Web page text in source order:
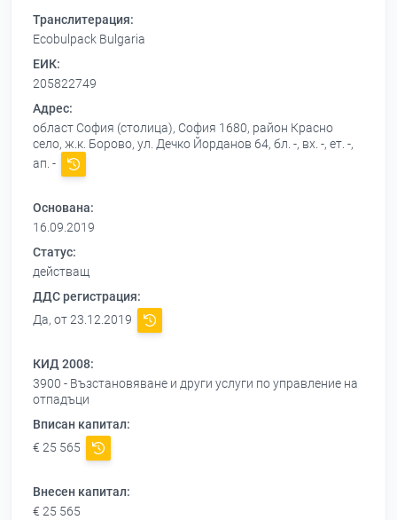
Транслитерация:
Ecobulpack Bulgaria
ЕИК:
205822749
Адрес:
област София (столица), София 1680, район Красно
село, ж.к. Борово, ул. Дечко Йорданов 64, бл. -, вх. -, ет. -,
ап. -
Основана:
16.09.2019
Статус:
действащ
ДДС регистрация:
Да, от 23.12.2019
КИД 2008:
3900 - Възстановяване и други услуги по управление на
отпадъци
Вписан капитал:
€ 25 565
Внесен капитал:
€ 25 565